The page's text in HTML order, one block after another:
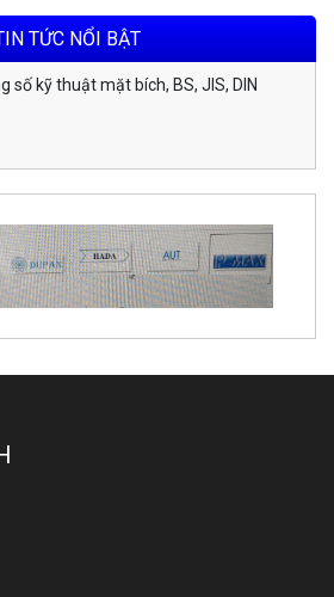
TỨC NỔI BẬT
số kỹ thuật mặt bích, BS, JIS, DIN